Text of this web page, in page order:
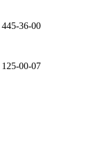
36-00
00-07